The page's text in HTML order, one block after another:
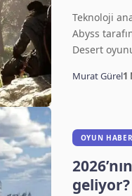
Teknoloji
Abyss
Desert
Murat Gürel1
OYUN